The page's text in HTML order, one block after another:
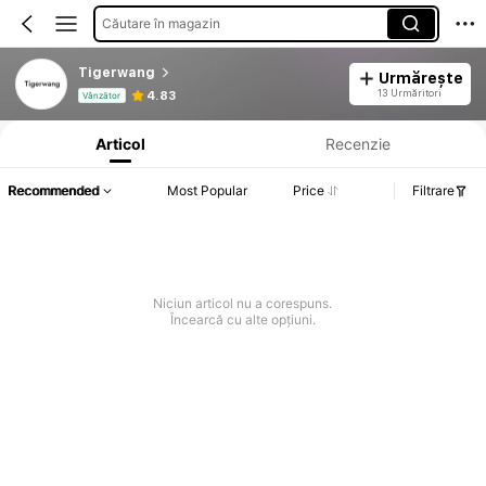
Căutare în magazin
Tigerwang
Vânzător 4.83
Urmărește
13 Urmăritori
Informații despre produs: Divulgarea prețului, detalii privind vânzările și stocul.
Articol Recenzie
Recommended Most Popular Price Filtrare
Niciun articol nu a corespuns.
Încearcă cu alte opțiuni.